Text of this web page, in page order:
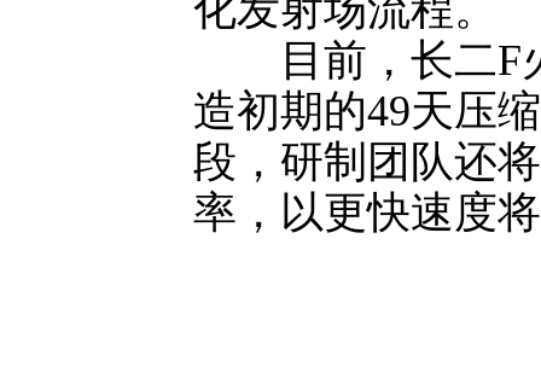
化发射场流程。
目前，长二F火
造初期的49天压
段，研制团队还
率，以更快速度